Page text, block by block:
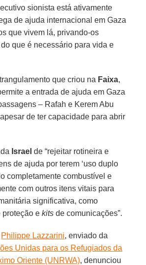
sionista está ativamente
de ajuda internacional em Gaza
que vivem lá, privando-os
que é necessário para vida e
que criou na Faixa,
a entrada de ajuda em Gaza
– Rafah e Kerem Abu
de ter capacidade para abrir
Israel de “rejeitar rotineira e
de ajuda por terem ‘uso duplo
completamente combustível e
com outros itens vitais para
significativa, como
proteção ekits de comunicações”.
Philippe Lazzarini, enviado da
Unidas para os Refugiados da
Oriente (UNRWA), denunciou